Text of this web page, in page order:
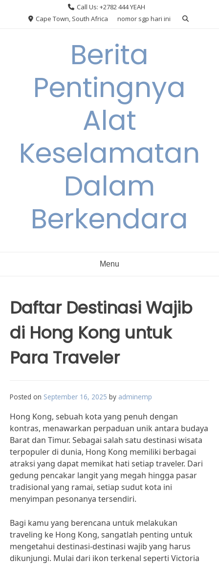
Call Us: +2782 444 YEAH
Cape Town, South Africa
nomor sgp hari ini
Berita
Pentingnya
Alat
Keselamatan
Dalam
Berkendara
Menu
Daftar Destinasi Wajib
di Hong Kong untuk
Para Traveler
Posted on September 16, 2025 by adminemp
Hong Kong, sebuah kota yang penuh dengan
kontras, menawarkan perpaduan unik antara budaya
Barat dan Timur. Sebagai salah satu destinasi wisata
terpopuler di dunia, Hong Kong memiliki berbagai
atraksi yang dapat memikat hati setiap traveler. Dari
gedung pencakar langit yang megah hingga pasar
tradisional yang ramai, setiap sudut kota ini
menyimpan pesonanya tersendiri.
Bagi kamu yang berencana untuk melakukan
traveling ke Hong Kong, sangatlah penting untuk
mengetahui destinasi-destinasi wajib yang harus
dikunjungi. Mulai dari ikon terkenal seperti Victoria